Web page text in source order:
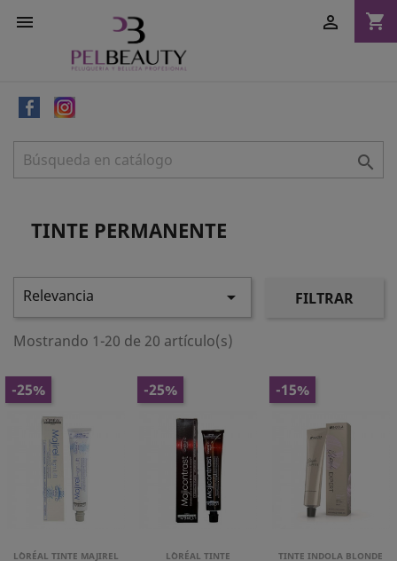
 shopping_cart


TINTE PERMANENTE
Relevancia  FILTRAR
Mostrando 1-20 de 20 artículo(s)
L´ORÉAL TINTE MAJIREL
-25%
L´ORÉAL TINTE
-25%
TINTE INDOLA BLONDE
-15%